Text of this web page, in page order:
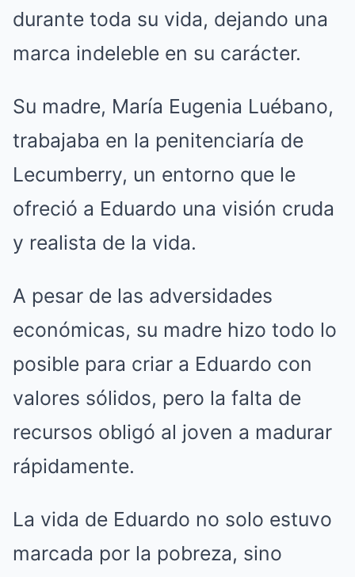
durante toda su vida, dejando una
marca indeleble en su carácter.
Su madre, María Eugenia Luébano,
trabajaba en la penitenciaría de
Lecumberry, un entorno que le
ofreció a Eduardo una visión cruda
y realista de la vida.
A pesar de las adversidades
económicas, su madre hizo todo lo
posible para criar a Eduardo con
valores sólidos, pero la falta de
recursos obligó al joven a madurar
rápidamente.
La vida de Eduardo no solo estuvo
marcada por la pobreza, sino